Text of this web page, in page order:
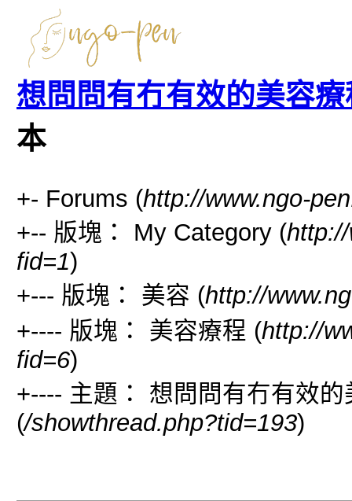
想問問有冇有效的美容
本
+- Forums (http://www.ngo-
+-- 版塊： My Category (
fid=1)
+--- 版塊： 美容 (http://
+---- 版塊： 美容療程 (http://
fid=6)
+---- 主題： 想問問有冇有效
(/showthread.php?tid=193)